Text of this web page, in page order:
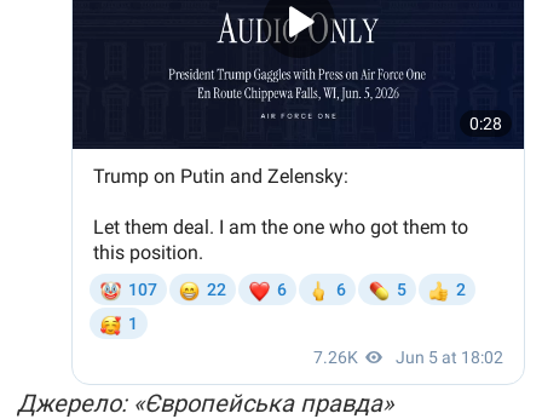
Джерело: «Європейська правда»